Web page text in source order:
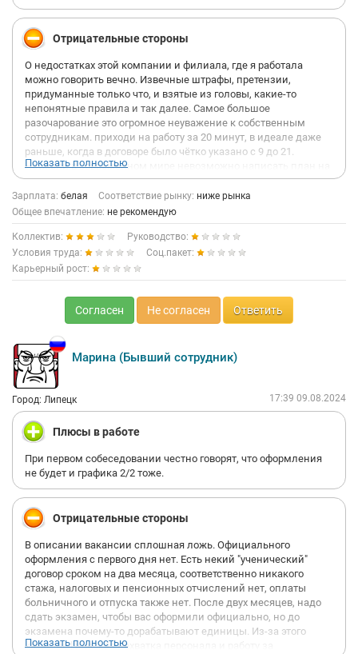
Отрицательные стороны
О недостатках этой компании и филиала, где я работала
можно говорить вечно. Извечные штрафы, претензии,
придуманные только что, и взятые из головы, какие-то
непонятные правила и так далее. Самое большое
разочарование это огромное неуважение к собственным
сотрудникам. приходи на работу за 20 минут, в идеале даже
раньше, когда в договоре было чётко указано с 9 до 21.
Неужели в современном мире невозможно написать план на
день в их же группе, где есть все сотрудники? Для чего
каждодневно приходить задолго до начала рабочего дня,
которое естественно никто оплачивать не будет? А если не
успеешь пикнуть до 21 (обязательно), то штраф 500 рублей. Я
пришла в компанию работать и получать за свою работу
деньги, а не раздавать по прихоти самодуров. Возьмёшь
больничный какая-то не понятная истерика, как будто
человек не может заболеть. Начальство оставляет желать
лучшего. В день увольнения менеджер по отделу должна
была позвонить, в итоге наплевав, и абсолютно по-скотски
поступив тем самым, не стала меня уведомлять о приходе
приказа. Документооборот, как из прошлого века, всё на
бумаге, что развязывает им руки. Договор заключают
"ученический" на 2 месяца, по факту ты работаешь, но для гос-
ва ты безработный, больничные и тому подобные вещи не
оплачиваются. Программы адаптации никакой: "Привет,
походи, посмотри, где и что лежит, позапоминай." Есть
тренинги, которые не несут под собой ничего полезного и
стоящего. Каждому своё, но я рекомендую лучше поискать
место работы, где вас будут принимать за людей, нет смысла
идти в компанию, где обещают золотые горы, а потом
штрафами уменьшают вашу зарплату до 2 монет. Стоило
раньше прочесть здесь отзывы и понять, что не нужно было
устраиваться в эту компанию, из города в город, из года в год
ситуация не меняется.
Показать полностью
Зарплата: белая Соответствие рынку: ниже рынка
Общее впечатление: не рекомендую
Коллектив:
Руководство:
Условия труда:
Соц.пакет:
Карьерный рост:
Согласен Не согласен Ответить
Марина (Бывший сотрудник)
Город: Липецк 17:39 09.08.2024
Плюсы в работе
При первом собеседовании честно говорят, что оформления
не будет и графика 2/2 тоже.
Отрицательные стороны
В описании вакансии сплошная ложь. Официального
оформления с первого дня нет. Есть некий "ученический"
договор сроком на два месяца, соответственно никакого
стажа, налоговых и пенсионных отчислений нет, оплаты
больничного и отпуска также нет. После двух месяцев, надо
сдать экзамен, чтобы вас оформили официально, но до
экзамена почему-то дорабатывают единицы. Из-за этого
катастрофическая нехватка персонала и работу за
Показать полностью